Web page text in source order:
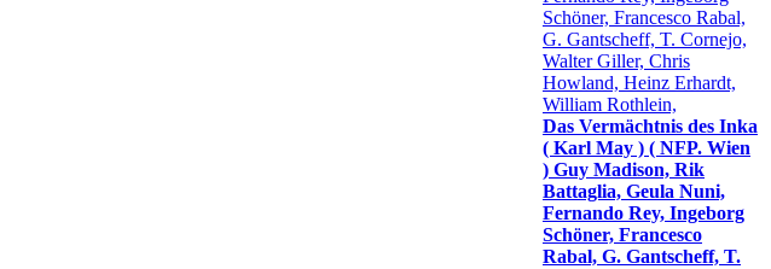
Das Vermächtnis des Inka
( Karl May ) ( NFP. Wien
) Guy Madison, Rik
Battaglia, Geula Nuni,
Fernando Rey, Ingeborg
Schöner, Francesco
Rabal, G. Gantscheff, T.